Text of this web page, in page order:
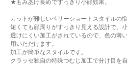
★もみあげ長めですっきり小顔効果。
カットが難しいベリーショートスタイルの悩
短くても顔周りがすっきり見える設計で、
透けにくい加工がされているので、色の薄
用いただけます。
加工が簡単なスタイルです。
クラッセ独自の特殊つむじ加工で分け目を